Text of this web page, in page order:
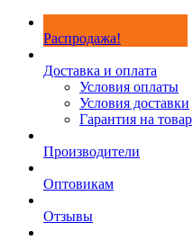
Распродажа!
Доставка и оплата
Условия оплаты
Условия доставки
Гарантия на товар
Производители
Оптовикам
Отзывы